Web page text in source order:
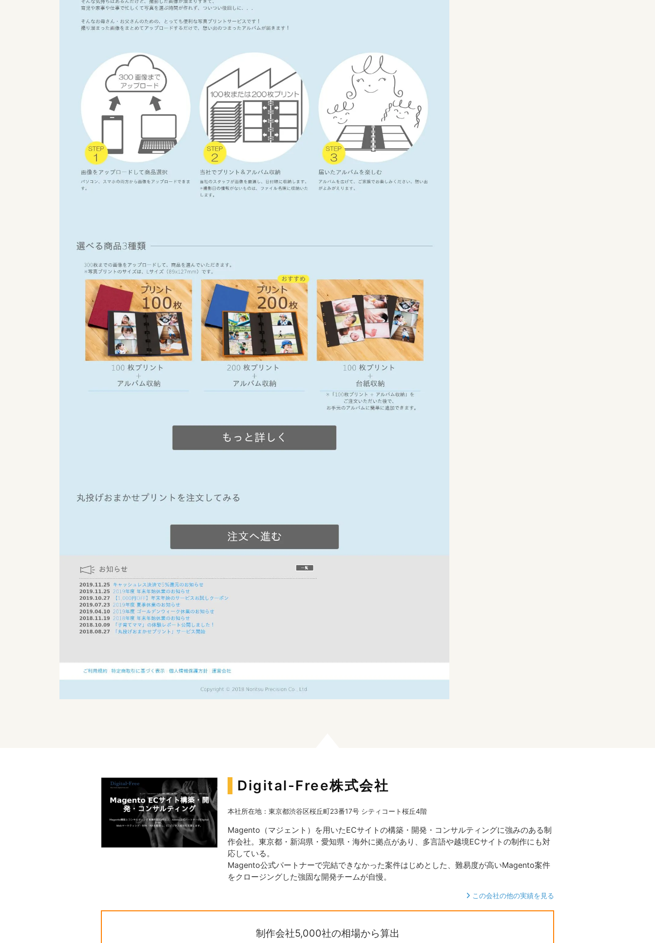
Digital-Free株式会社
本社所在地：東京都渋谷区桜丘町23番17号 シティコート桜丘4階
Magento（マジェント）を用いたECサイトの構築・開発・コンサルティングに強みのある制
作会社。東京都・新潟県・愛知県・海外に拠点があり、多言語や越境ECサイトの制作にも対
応している。
Magento公式パートナーで完結できなかった案件はじめとした、難易度が高いMagento案件
をクロージングした強固な開発チームが自慢。
この会社の他の実績を見る
制作会社5,000社の相場から算出